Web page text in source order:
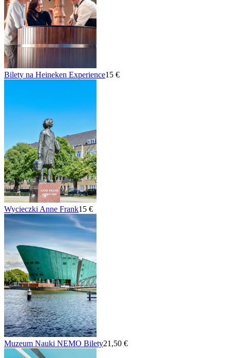
Bilety na Heineken Experience15 €
Wycieczki Anne Frank15 €
Muzeum Nauki NEMO Bilety21,50 €